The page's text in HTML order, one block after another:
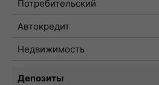
Потребительский
Автокредит
Недвижимость
Депозиты